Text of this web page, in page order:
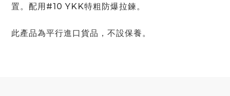
置。配用#10 YKK特粗防爆拉鍊。
此產品為平行進口貨品，不設保養。